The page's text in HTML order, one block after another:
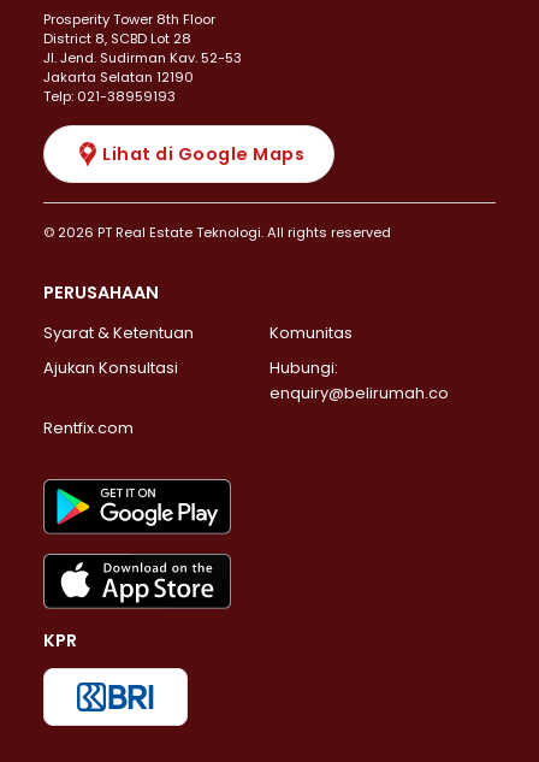
Prosperity Tower 8th Floor
District 8, SCBD Lot 28
JI. Jend. Sudirman Kav. 52-53
Jakarta Selatan 12190
Telp: 021-38959193
Lihat di Google Maps
© 2026 PT Real Estate Teknologi. All rights reserved
PERUSAHAAN
Syarat & Ketentuan
Komunitas
Ajukan Konsultasi
Hubungi:
enquiry@belirumah.co
Rentfix.com
KPR